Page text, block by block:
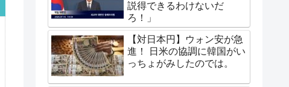
説得できるわけないだ
ろ！」
【対日本円】ウォン安が急
進！ 日米の協調に韓国がい
っちょがみしたのでは。